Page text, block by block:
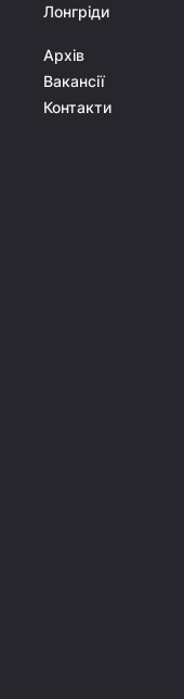
Лонгріди
Архів
Вакансії
Контакти